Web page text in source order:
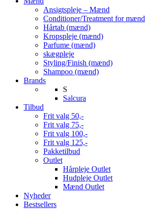
Ansigtspleje – Mænd
Conditioner/Treatment for mænd
Hårtab (mænd)
Kropspleje (mænd)
Parfume (mænd)
skægpleje
Styling/Finish (mænd)
Shampoo (mænd)
Brands
S
Salcura
Tilbud
Frit valg 50,-
Frit valg 75,-
Frit valg 100,-
Frit valg 125,-
Pakketilbud
Outlet
Hårpleje Outlet
Hudpleje Outlet
Mænd Outlet
Nyheder
Bestsellers